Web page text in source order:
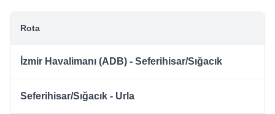
Rota
İzmir Havalimanı (ADB) - Seferihisar/Sığacık
Seferihisar/Sığacık - Urla